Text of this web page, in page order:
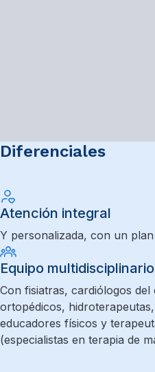
Diferenciales
Atención integral
Y personalizada, con un
Equipo multidisciplinario
Con fisiatras, cardiólogos
ortopédicos,
educadores físicos y
(especialistas en terapia de